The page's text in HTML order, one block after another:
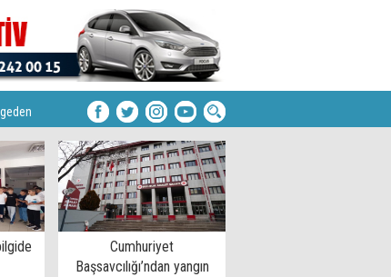
Cumhuriyet
Başsavcılığı’ndan yangın